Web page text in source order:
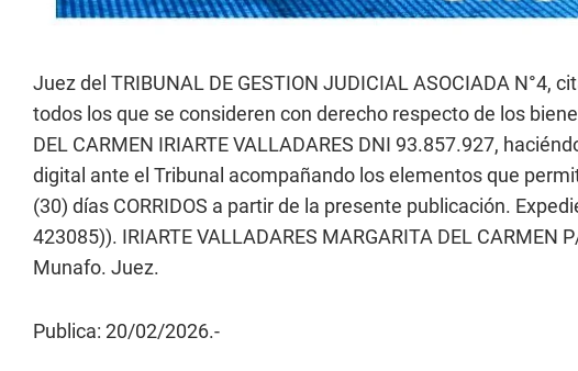
Juez del TRIBUNAL DE GESTION JUDICIAL ASOCIADA N°4,
todos los que se consideren con derecho respecto de los
DEL CARMEN IRIARTE VALLADARES DNI 93.857.927,
digital ante el Tribunal acompañando los elementos que
(30) días CORRIDOS a partir de la presente publicación.
423085)). IRIARTE VALLADARES MARGARITA DEL CARMEN
Munafo. Juez.
Publica: 20/02/2026.-